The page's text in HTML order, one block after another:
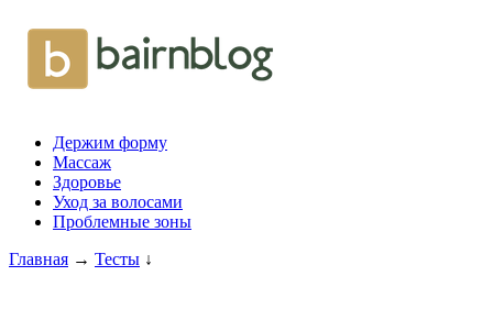
Держим форму
Массаж
Здоровье
Уход за волосами
Проблемные зоны
Главная → Тесты ↓